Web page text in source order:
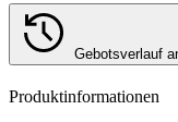
Gebotsverlauf
Produktinformationen